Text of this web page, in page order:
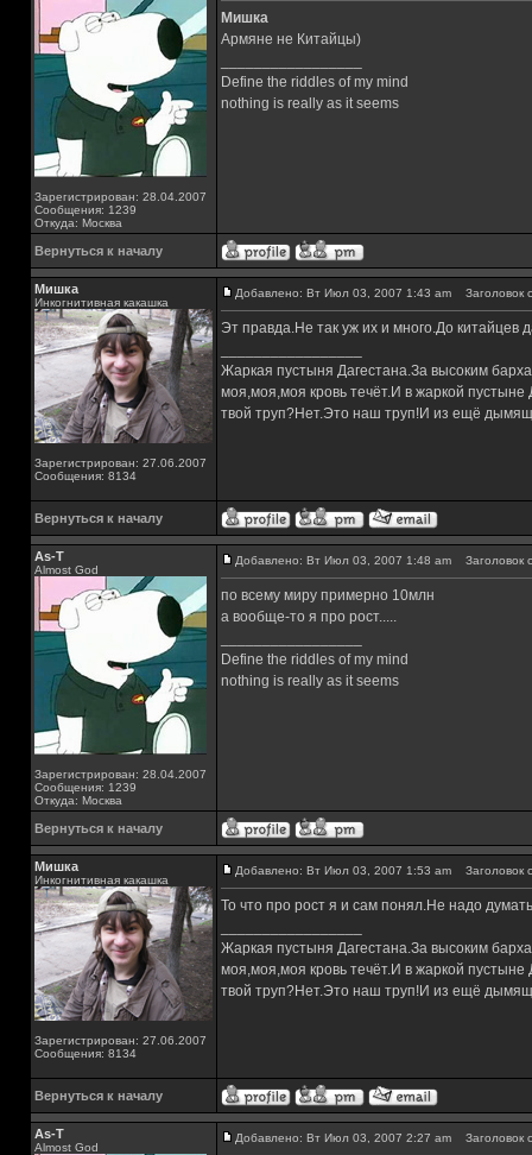
Зарегистрирован: 28.04.2007
Сообщения: 1239
Откуда: Москва
Мишка
Армяне не Китайцы)
Define the riddles of my mind
nothing is really as it seems
Вернуться к началу
Мишка
Инкогнитивная какашка
Зарегистрирован: 27.06.2007
Сообщения: 8134
Добавлено: Вт Июл 03, 2007 1:43 am Заголовок
Эт правда.Не так уж их и много.До китайцев
Жаркая пустыня Дагестана.За высоким
моя,моя,моя кровь течёт.И в жаркой
твой труп?Нет.Это наш труп!И из ещё
Вернуться к началу
As-T
Almost God
Зарегистрирован: 28.04.2007
Сообщения: 1239
Откуда: Москва
Добавлено: Вт Июл 03, 2007 1:48 am Заголовок
по всему миру примерно 10млн
а вообще-то я про рост.....
Define the riddles of my mind
nothing is really as it seems
Вернуться к началу
Мишка
Инкогнитивная какашка
Зарегистрирован: 27.06.2007
Сообщения: 8134
Добавлено: Вт Июл 03, 2007 1:53 am Заголовок
То что про рост я и сам понял.Не надо
Жаркая пустыня Дагестана.За высоким
моя,моя,моя кровь течёт.И в жаркой
твой труп?Нет.Это наш труп!И из ещё
Вернуться к началу
As-T
Almost God
Добавлено: Вт Июл 03, 2007 2:27 am Заголовок